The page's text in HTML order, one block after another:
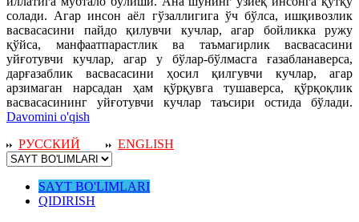
солади. Агар инсон аёл гўзаллигига ўч бўлса, ишқивозлик
васвасасини пайдо қилувчи кучлар, агар бойликка ружу
қўйса, манфаатпарастлик ва таъмагирлик васвасасини
уйғотувчи кучлар, агар у бўлар-бўлмасга ғазабланаверса,
дарғазаблик васвасасини ҳосил қилгувчи кучлар, агар
арзимаган нарсадан ҳам қўрқувга тушаверса, қўрқоқлик
васвасасининг уйғотувчи кучлар таъсири остида бўлади.
Davomini o'qish
РУССКИЙ
ENGLISH
SAYT BO'LIMLARI
QIDIRISH